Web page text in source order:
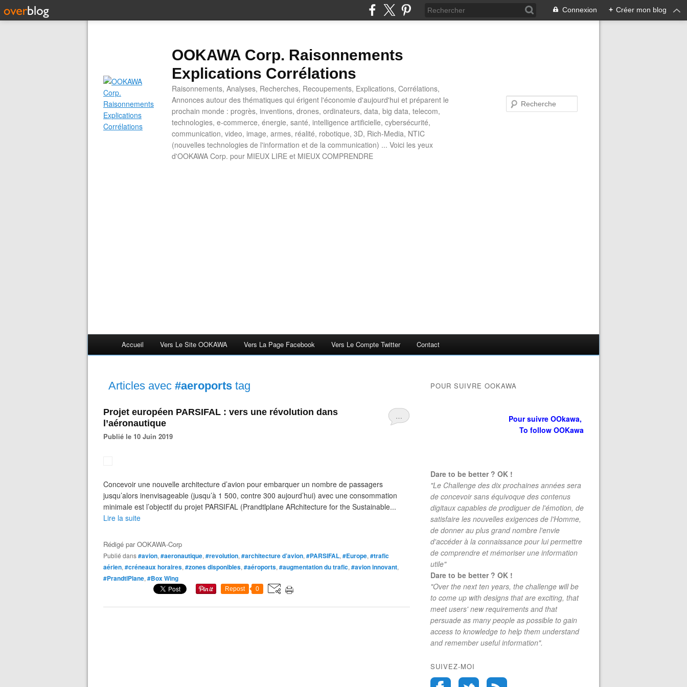
Connexion + Créer mon blog
OOKAWA Corp. Raisonnements
Explications Corrélations
Raisonnements, Analyses, Recherches, Recoupements, Explications, Corrélations,
Annonces autour des thématiques qui érigent l'économie d'aujourd'hui et préparent le
prochain monde : progrès, inventions, drones, ordinateurs, data, big data, telecom,
technologies, e-commerce, énergie, santé, intelligence artificielle, cybersécurité,
communication, video, image, armes, réalité, robotique, 3D, Rich-Media, NTIC
(nouvelles technologies de l'information et de la communication) ... Voici les yeux
d'OOKAWA Corp. pour MIEUX LIRE et MIEUX COMPRENDRE
Accueil Vers Le Site OOKAWA Vers La Page Facebook Vers Le Compte Twitter Contact
Articles avec #aeroports tag
…
Projet européen PARSIFAL : vers une révolution dans
l’aéronautique
Publié le 10 Juin 2019
Concevoir une nouvelle architecture d’avion pour embarquer un nombre de passagers
jusqu’alors inenvisageable (jusqu’à 1 500, contre 300 aujourd’hui) avec une consommation
minimale est l’objectif du projet PARSIFAL (Prandtlplane ARchitecture for the Sustainable...
Lire la suite
Rédigé parOOKAWA-Corp
Publié dans#avion, #aeronautique, #revolution, #architecture d’avion, #PARSIFAL, #Europe, #trafic
aérien, #créneaux horaires, #zones disponibles, #aéroports, #augmentation du trafic, #avion innovant,
#PrandtlPlane, #Box Wing
Repost 0
POUR SUIVRE OOKAWA
Pour suivre OOkawa,
To follow OOKawa
Dare to be better ? OK !
"Le Challenge des dix prochaines années sera
de concevoir sans équivoque des contenus
digitaux capables de prodiguer de l'émotion, de
satisfaire les nouvelles exigences de l'Homme,
de donner au plus grand nombre l'envie
d'accéder à la connaissance pour lui permettre
de comprendre et mémoriser une information
utile"
Dare to be better ? OK !
"Over the next ten years, the challenge will be
to come up with designs that are exciting, that
meet users' new requirements and that
persuade as many people as possible to gain
access to knowledge to help them understand
and remember useful information".
SUIVEZ-MOI